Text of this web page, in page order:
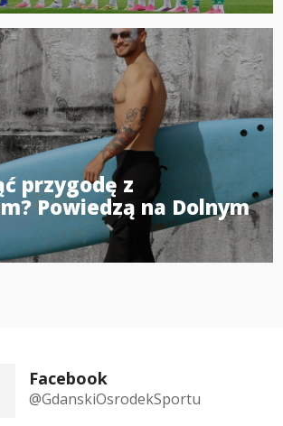
przygodę z
Powiedzą na Dolnym
Facebook
@GdanskiOsrodekSportu